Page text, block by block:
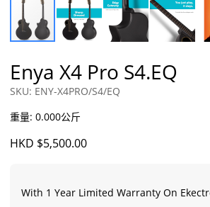
Enya X4 Pro S4.EQ
SKU: ENY-X4PRO/S4/EQ
重量: 0.000公斤
HKD $5,500.00
With 1 Year Limited Warranty On